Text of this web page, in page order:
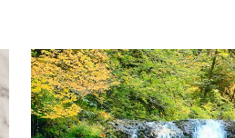
二十四節気 占い梓 新月・満月